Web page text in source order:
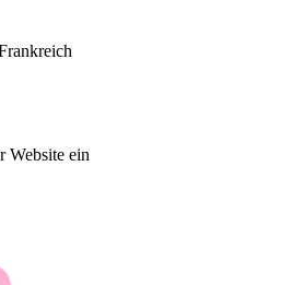
Website ein